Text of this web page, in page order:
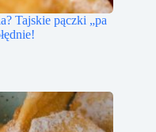
Tajskie pączki „pa